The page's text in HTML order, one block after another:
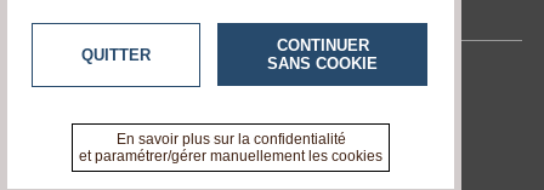
tvlocale.fr
Contactez-nous
A propos de tvlocale.fr
QUITTER
CONTINUER
SANS COOKIE
En savoir plus sur la confidentialité
et paramétrer/gérer manuellement les cookies